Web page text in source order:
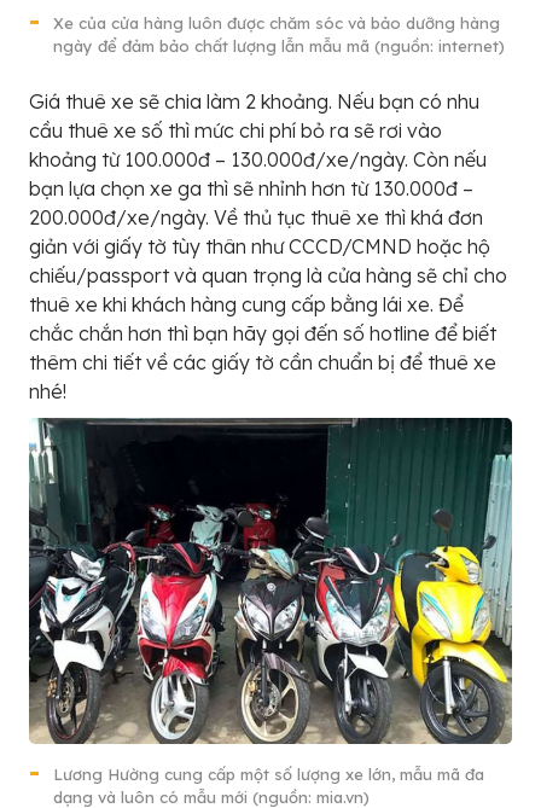
Xe của cửa hàng luôn được chăm sóc và bảo dưỡng hàng
ngày để đảm bảo chất lượng lẫn mẫu mã (nguồn: internet)
Giá thuê xe sẽ chia làm 2 khoảng. Nếu bạn có nhu
cầu thuê xe số thì mức chi phí bỏ ra sẽ rơi vào
khoảng từ 100.000đ – 130.000đ/xe/ngày. Còn nếu
bạn lựa chọn xe ga thì sẽ nhỉnh hơn từ 130.000đ –
200.000đ/xe/ngày. Về thủ tục thuê xe thì khá đơn
giản với giấy tờ tùy thân như CCCD/CMND hoặc hộ
chiếu/passport và quan trọng là cửa hàng sẽ chỉ cho
thuê xe khi khách hàng cung cấp bằng lái xe. Để
chắc chắn hơn thì bạn hãy gọi đến số hotline để biết
thêm chi tiết về các giấy tờ cần chuẩn bị để thuê xe
nhé!
Lương Hường cung cấp một số lượng xe lớn, mẫu mã đa
dạng và luôn có mẫu mới (nguồn: mia.vn)